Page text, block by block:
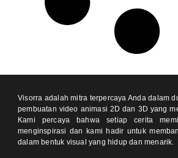
Visorra adalah mitra terpercaya Anda dalam
pembuatan video animasi 2D dan 3D yang
Kami percaya bahwa setiap cerita
menginspirasi dan kami hadir untuk
dalam bentuk visual yang hidup dan menarik.